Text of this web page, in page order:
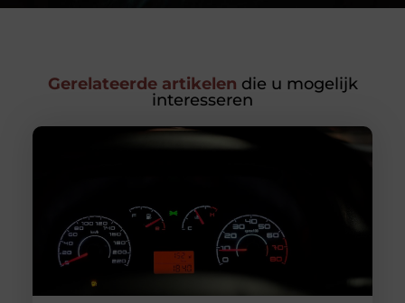
Gerelateerde artikelen die u mogelijk
interesseren